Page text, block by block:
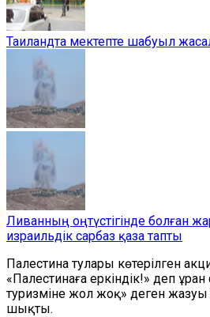
Таиландта мектепте шабуыл
Ливанның оңтүстігінде болған
израильдік сарбаз қаза тапты
Палестина тулары көтерілген
«Палестинаға еркіндік!» деп
туризміне жол жоқ» деген
шықты.